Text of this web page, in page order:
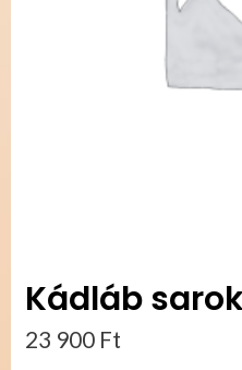
Kádláb
23 900 Ft